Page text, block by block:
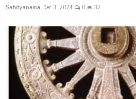
Sahityanama Dec 3, 2024 0 32